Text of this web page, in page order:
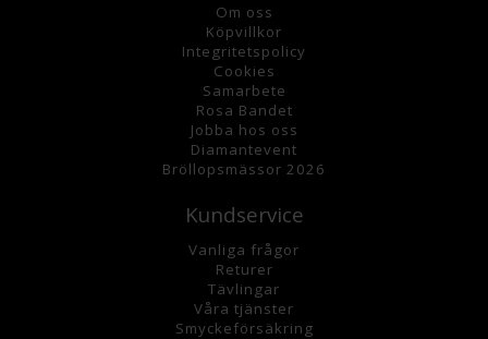
Om oss
Köpvillkor
Integritetspolicy
Cookies
Samarbete
Rosa Bandet
Jobba hos oss
Diamantevent
Bröllopsmässor 2026
Kundservice
Vanliga frågor
Returer
Tävlingar
Våra tjänster
Smyckeförsäkring